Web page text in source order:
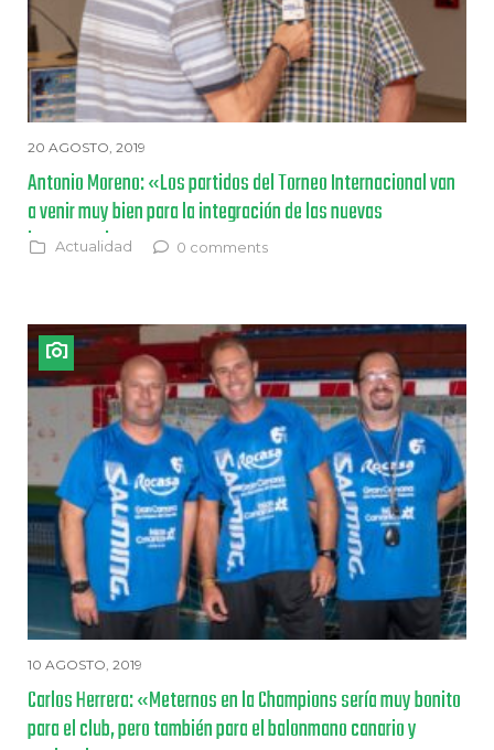
20 AGOSTO, 2019
Antonio Moreno: «Los partidos del Torneo Internacional van
a venir muy bien para la integración de las nuevas
incorporaciones»
Actualidad 0 comments
10 AGOSTO, 2019
Carlos Herrera: «Meternos en la Champions sería muy bonito
para el club, pero también para el balonmano canario y